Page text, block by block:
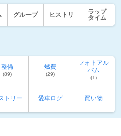
グループ ヒストリ
ラップ
タイム
整備
(89)
燃費
(29)
フォトアル
バム
(1)
トリー 愛車ログ 買い物